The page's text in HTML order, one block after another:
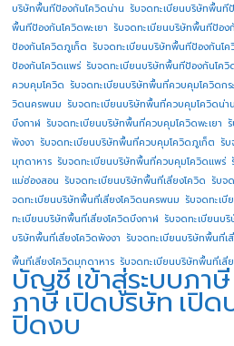
บริษัทพื้นทีป้องกันโควิดน่าน รับจดทะเบียนบริษัทพื้นที
พื้นทีป้องกันโควิดพะเยา รับจดทะเบียนบริษัทพื้นทีป้อง
ป้องกันโควิดภูเก็ต รับจดทะเบียนบริษัทพื้นทีป้องกันโ
ป้องกันโควิดแพร่ รับจดทะเบียนบริษัทพื้นทีป้องกันโค
ควบคุมโควิด รับจดทะเบียนบริษัทพื้นที่ควบคุมโควิดกร
วิดนครพนม รับจดทะเบียนบริษัทพื้นที่ควบคุมโควิดน่าน
บึงกาฬ รับจดทะเบียนบริษัทพื้นที่ควบคุมโควิดพะเยา
พังงา รับจดทะเบียนบริษัทพื้นที่ควบคุมโควิดภูเก็ต รั
มุกดาหาร รับจดทะเบียนบริษัทพื้นที่ควบคุมโควิดแพร่
แม่ฮ่องสอน รับจดทะเบียนบริษัทพื้นที่เสี่ยงโควิด รับจ
จดทะเบียนบริษัทพื้นที่เสี่ยงโควิดนครพนม รับจดทะเบี
ทะเบียนบริษัทพื้นที่เสี่ยงโควิดบึงกาฬ รับจดทะเบียนบ
บริษัทพื้นที่เสี่ยงโควิดพังงา รับจดทะเบียนบริษัทพื้นที่เ
พื้นที่เสี่ยงโควิดมุกดาหาร รับจดทะเบียนบริษัทพื้นที่เสี่
บัญชี เข้าสู่ระบบภาษี
ภาษีเปิดบริษัทเปิด
ปิดงบ